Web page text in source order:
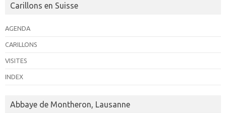
Carillons en Suisse
AGENDA
CARILLONS
VISITES
INDEX
Abbaye de Montheron, Lausanne